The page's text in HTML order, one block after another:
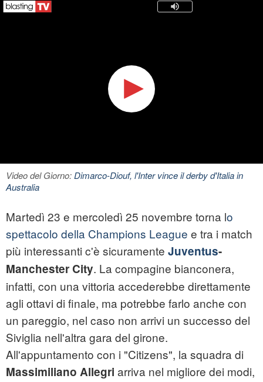
Video del Giorno:Dimarco-Diouf, l'Inter vince il derby d'Italia in
Australia
Martedì 23 e mercoledì 25 novembre torna lo
spettacolo della Champions League e tra i match
più interessanti c'è sicuramente Juventus-
Manchester City. La compagine bianconera,
infatti, con una vittoria accederebbe direttamente
agli ottavi di finale, ma potrebbe farlo anche con
un pareggio, nel caso non arrivi un successo del
Siviglia nell'altra gara del girone.
All'appuntamento con i "Citizens", la squadra di
Massimiliano Allegri arriva nel migliore dei modi,